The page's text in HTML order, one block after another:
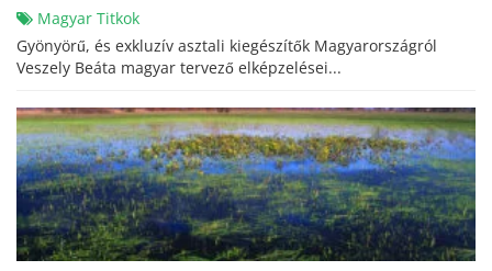
Magyar Titkok
Gyönyörű, és exkluzív asztali kiegészítők Magyarországról
Veszely Beáta magyar tervező elképzelései...